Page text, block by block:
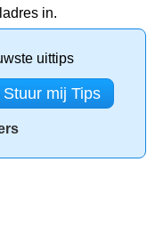
in.
uittips